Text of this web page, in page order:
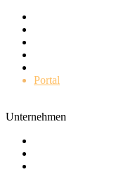
Portal
Unternehmen